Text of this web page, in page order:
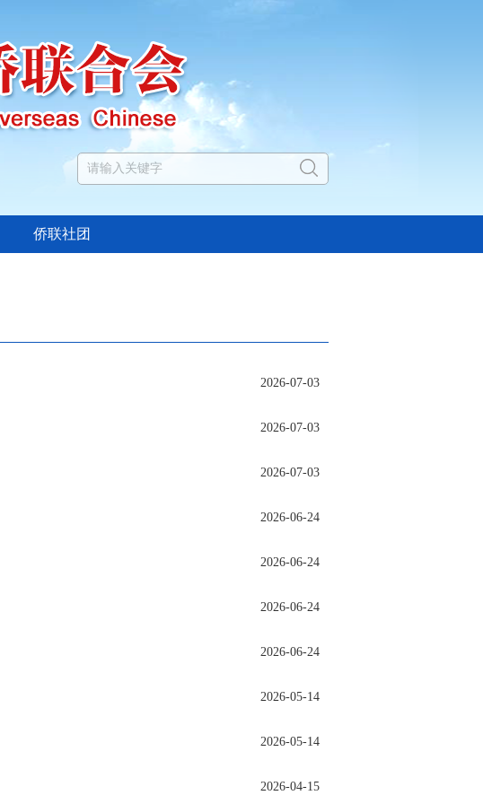
侨联社团
2026-07-03
2026-07-03
2026-07-03
2026-06-24
2026-06-24
2026-06-24
2026-06-24
2026-05-14
2026-05-14
2026-04-15